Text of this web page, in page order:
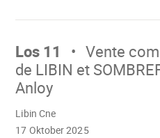
Mach
Los 11
Vente
de LIBIN et
Anloy
17 Oktober 2025
Libin Cne